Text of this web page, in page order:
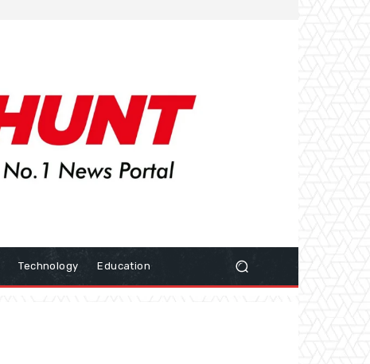
Technology Education